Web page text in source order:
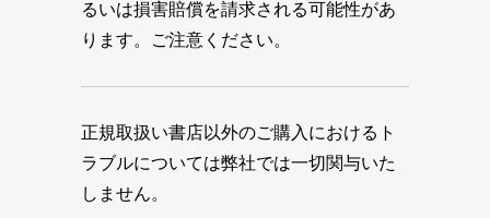
るいは損害賠償を請求される可能性があ
ります。ご注意ください。
正規取扱い書店以外のご購入におけるト
ラブルについては弊社では一切関与いた
しません。